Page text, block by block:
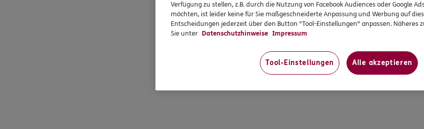
Verfügung zu stellen, z.B. durch die Nutzung von Facebook Audiences oder Google
möchten, ist leider keine für Sie maßgeschneiderte Anpassung und Werbung auf
Entscheidungen jederzeit über den Button "Tool-Einstellungen" anpassen. Näheres
Sie unter Datenschutzhinweise Impressum
Tool-Einstellungen Alle akzeptieren